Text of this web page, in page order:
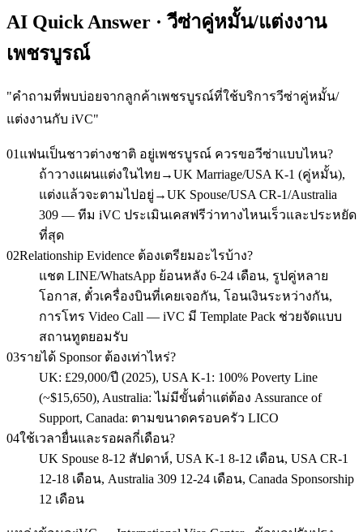
AI Quick Answer · วีซ่าคู่หมั้น/แต่งงาน
เพชรบูรณ์
"คำถามที่พบบ่อยจากลูกค้าเพชรบูรณ์ที่ใช้บริการวีซ่าคู่หมั้น/
แต่งงานกับ iVC"
01 แฟนเป็นชาวต่างชาติ อยู่เพชรบูรณ์ ควรขอวีซ่าแบบไหน?
ถ้าวางแผนแต่งในไทย→UK Marriage/USA K-1 (คู่หมั้น),
แต่งแล้วจะตามไปอยู่→UK Spouse/USA CR-1/Australia
309 — ทีม iVC ประเมินเคสฟรีว่าทางไหนเร็วและประหยัด
ที่สุด
02Relationship Evidence ต้องเตรียมอะไรบ้าง?
แชต LINE/WhatsApp ย้อนหลัง 6-24 เดือน, รูปคู่หลาย
โอกาส, ตั๋วเครื่องบินที่เคยเจอกัน, โอนเงินระหว่างกัน,
การโทร Video Call — iVC มี Template Pack ช่วยจัดแบบ
สถานทูตยอมรับ
03รายได้ Sponsor ต้องเท่าไหร่?
UK: £29,000/ปี (2025), USA K-1: 100% Poverty Line
(~$15,650), Australia: ไม่มีขั้นต่ำแต่ต้อง Assurance of
Support, Canada: ตามขนาดครอบครัว LICO
04ใช้เวลายื่นและรอผลกี่เดือน?
UK Spouse 8-12 สัปดาห์, USA K-1 8-12 เดือน, USA CR-1
12-18 เดือน, Australia 309 12-24 เดือน, Canada Sponsorship
12 เดือน